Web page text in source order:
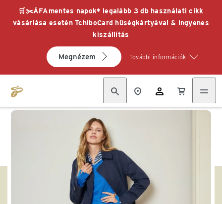
🛒✂️ÁFAmentes napok* legalább 3 db használati cikk
vásárlása esetén TchiboCard hűségkártyával & ingyenes
kiszállítás
Megnézem További információk